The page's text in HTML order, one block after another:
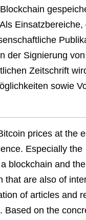
Einsatzbereiche,
der Signierung
Zeitschrift
sowie
prices at the
Especially the
blockchain and the
that are also of
of articles and
Based on the